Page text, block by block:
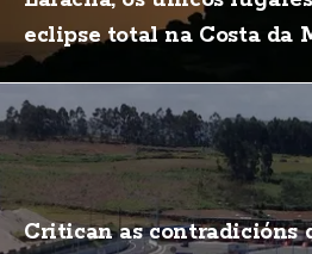
eclipse total na Costa da
Critican as contradicións